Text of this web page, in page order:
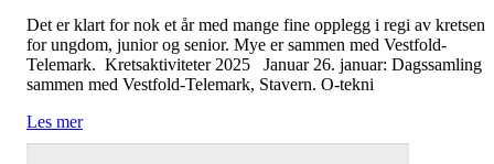
Det er klart for nok et år med mange fine opplegg i regi av kretsen
for ungdom, junior og senior. Mye er sammen med Vestfold-
Telemark. Kretsaktiviteter 2025 Januar 26. januar: Dagssamling
sammen med Vestfold-Telemark, Stavern. O-tekni
Les mer